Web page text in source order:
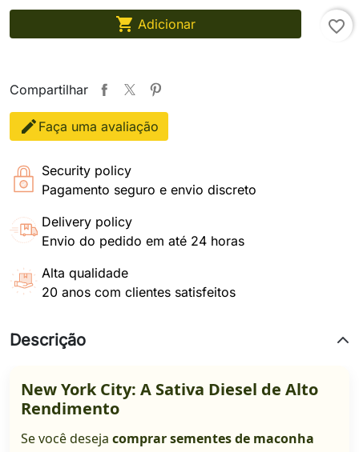
 Adicionar favorite_border
Compartilhar
Faça uma avaliação
Security policy
Pagamento seguro e envio discreto
Delivery policy
Envio do pedido em até 24 horas
Alta qualidade
20 anos com clientes satisfeitos
Descrição
New York City: A Sativa Diesel de Alto
Rendimento
Se você deseja comprar sementes de maconha